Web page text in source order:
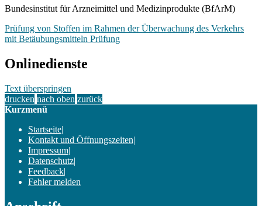
Bundesinstitut für Arzneimittel und Medizinprodukte (BfArM)
Prüfung von Stoffen im Rahmen der Überwachung des Verkehrs
mit Betäubungsmitteln Prüfung
Onlinedienste
Text überspringen
drucken nach oben zurück
Kurzmenü
Startseite|
Kontakt und Öffnungszeiten|
Impressum|
Datenschutz|
Feedback|
Fehler melden